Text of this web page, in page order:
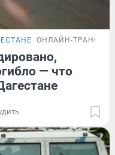
ОНЛАЙН-
— что